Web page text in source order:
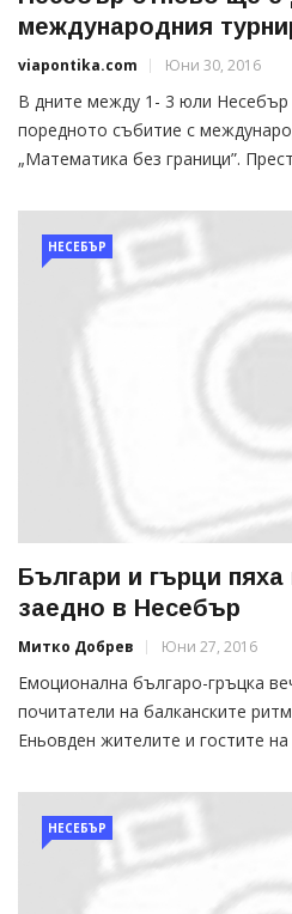
международния
viapontika.com Юни 30, 2016
В дните между 1- 3 юли
поредното събитие с
„Математика без граници”.
НЕСЕБЪР
Българи и гърци пяха
заедно в Несебър
Митко Добрев Юни 27, 2016
Емоционална българо-гръцка
почитатели на балканските
Еньовден жителите и гостите на
НЕСЕБЪР